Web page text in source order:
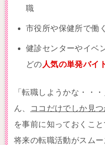
職
市役所や保健所で働く
健診センターやイベ
どの 人気の単発バイ
「転職しようかな・・
ん、
ココだけでしか見
を事前に知っておくこ
将来の転職活動がスムー